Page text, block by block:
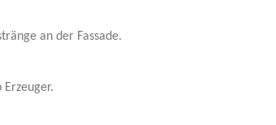
an der Fassade.